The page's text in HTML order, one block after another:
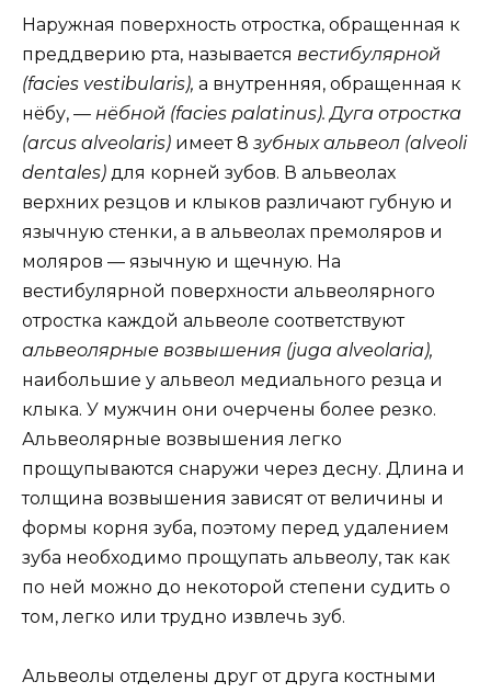
Наружная поверхность отростка, обращенная к
преддверию рта, называется вестибулярной
(facies vestibularis), а внутренняя, обращенная к
нёбу, — нёбной (facies palatinus). Дуга отростка
(arcus alveolaris) имеет 8 зубных альвеол (alveoli
dentales) для корней зубов. В альвеолах
верхних резцов и клыков различают губную и
язычную стенки, а в альвеолах премоляров и
моляров — язычную и щечную. На
вестибулярной поверхности альвеолярного
отростка каждой альвеоле соответствуют
альвеолярные возвышения (juga alveolaria),
наибольшие у альвеол медиального резца и
клыка. У мужчин они очерчены более резко.
Альвеолярные возвышения легко
прощупываются снаружи через десну. Длина и
толщина возвышения зависят от величины и
формы корня зуба, поэтому перед удалением
зуба необходимо прощупать альвеолу, так как
по ней можно до некоторой степени судить о
том, легко или трудно извлечь зуб.
Альвеолы отделены друг от друга костными